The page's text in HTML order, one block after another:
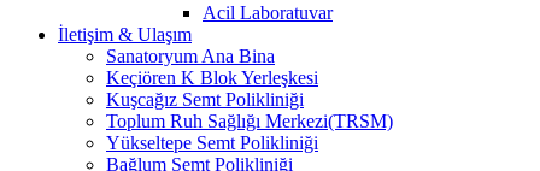
Acil Laboratuvar
İletişim & Ulaşım
Sanatoryum Ana Bina
Keçiören K Blok Yerleşkesi
Kuşcağız Semt Polikliniği
Toplum Ruh Sağlığı Merkezi(TRSM)
Yükseltepe Semt Polikliniği
Bağlum Semt Polikliniği